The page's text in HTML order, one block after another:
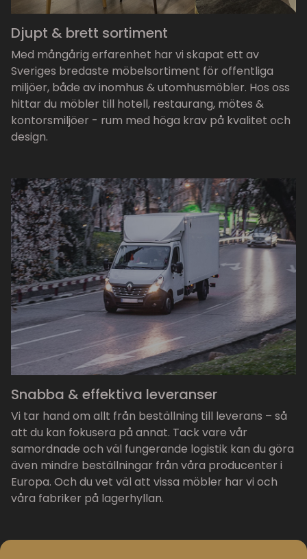
Djupt & brett sortiment
Med mångårig erfarenhet har vi skapat ett av
Sveriges bredaste möbelsortiment för offentliga
miljöer, både av inomhus & utomhusmöbler. Hos oss
hittar du möbler till hotell, restaurang, mötes &
kontorsmiljöer - rum med höga krav på kvalitet och
design.
Snabba & effektiva leveranser
Vi tar hand om allt från beställning till leverans – så
att du kan fokusera på annat. Tack vare vår
samordnade och väl fungerande logistik kan du göra
även mindre beställningar från våra producenter i
Europa. Och du vet väl att vissa möbler har vi och
våra fabriker på lagerhyllan.